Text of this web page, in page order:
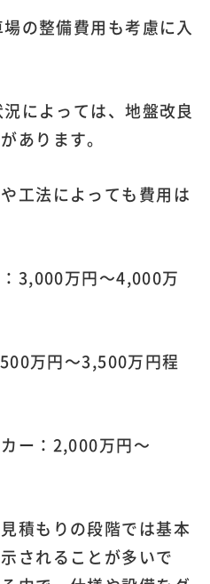
の整備費用も考慮に入
によっては、地盤改良
あります。
工法によっても費用は
3,000万円～4,000万
万円～3,500万円程
ー：2,000万円～
積もりの段階では基本
されることが多いで